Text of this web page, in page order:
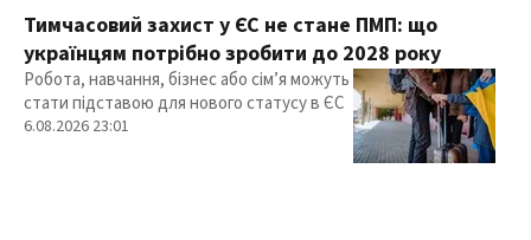
Тимчасовий захист у ЄС не стане ПМП: що
українцям потрібно зробити до 2028 року
Робота, навчання, бізнес або сім’я можуть
стати підставою для нового статусу в ЄС
6.08.2026 23:01